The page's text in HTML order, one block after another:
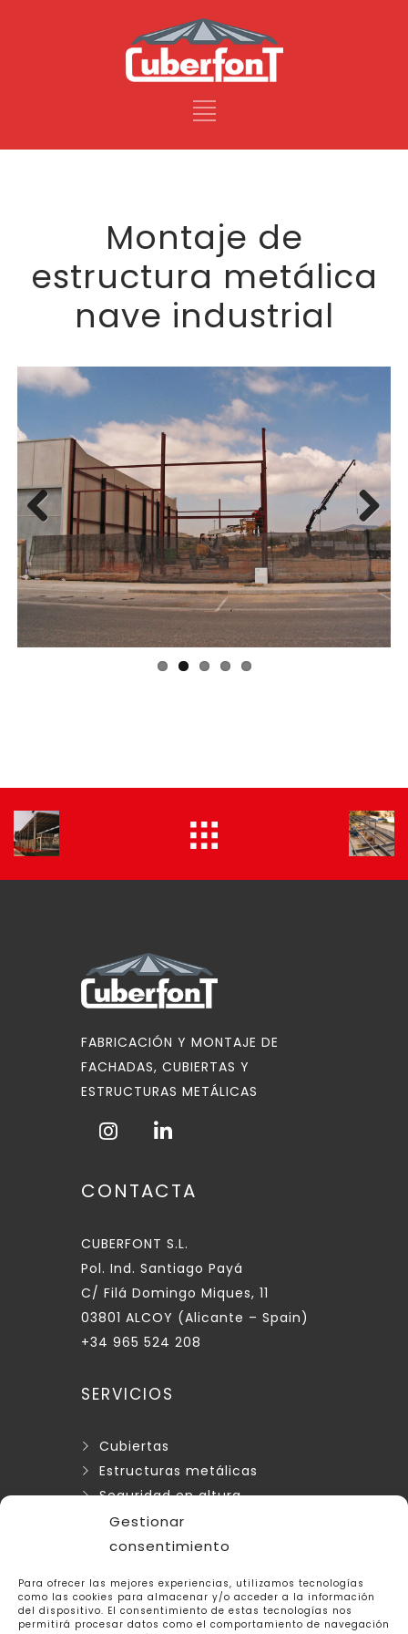
Gestionar
consentimiento
Para ofrecer las mejores experiencias, utilizamos tecnologías
como las cookies para almacenar y/o acceder a la información
del dispositivo. El consentimiento de estas tecnologías nos
permitirá procesar datos como el comportamiento de navegación
Montaje de
estructura metálica
nave industrial
Previous Next
FABRICACIÓN Y MONTAJE DE
FACHADAS, CUBIERTAS Y
ESTRUCTURAS METÁLICAS
CONTACTA
CUBERFONT S.L.
Pol. Ind. Santiago Payá
C/ Filá Domingo Miques, 11
03801 ALCOY (Alicante – Spain)
+34 965 524 208
SERVICIOS
Cubiertas
Estructuras metálicas
Seguridad en altura
Otros servicios
Aviso legal